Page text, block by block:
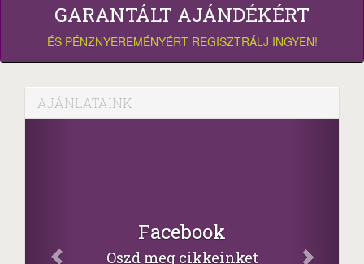
GARANTÁLT AJÁNDÉKÉRT
ÉS PÉNZNYEREMÉNYÉRT REGISZTRÁLJ INGYEN!
AJÁNLATAINK
Facebook
Oszd meg cikkeinket